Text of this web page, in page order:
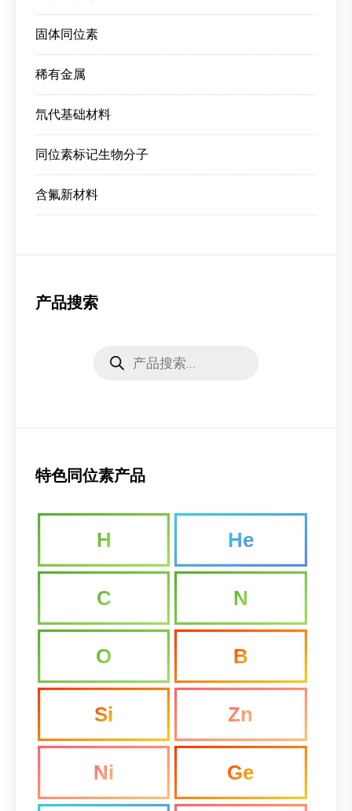
固体同位素
稀有金属
氘代基础材料
同位素标记生物分子
含氟新材料
产品搜索
search
特色同位素产品
H He
C N
O B
Si Zn
Ni Ge